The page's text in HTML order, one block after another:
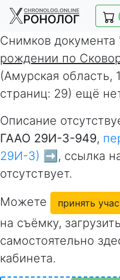
(
Снимков документа '
рождении по
(Амурская область,
страниц: 29) ещё
Описание
ГААО 29И-3-949,
29И-3) ➡️ , ссылка
отсутствует.
Можете принять
на съёмку,
самостоятельно
кабинета.